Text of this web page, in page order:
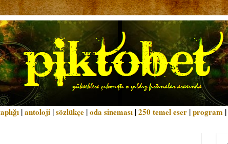
|antoloji |sözlükçe |oda sineması |250 temel eser |program |